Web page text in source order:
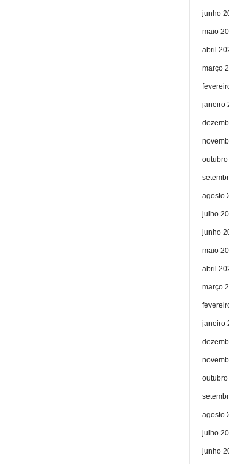
junho
maio
abril
março
janeiro
outubro
agosto
julho
junho
maio
abril
março
janeiro
outubro
agosto
julho
junho